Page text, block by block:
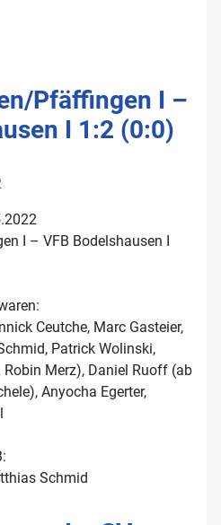
Pfäffingen I –
I 1:2 (0:0)
I – VFB Bodelshausen I
Ceutche, Marc Gasteier,
Patrick Wolinski,
Merz), Daniel Ruoff (ab
Anyocha Egerter,
Schmid